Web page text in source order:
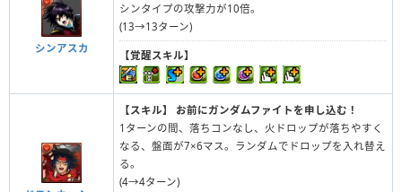
シンアスカ
シンタイプの攻撃力が10倍。
(13→13ターン)
【覚醒スキル】
【スキル】
お前にガンダムファイトを申し込む！
1ターンの間、落ちコンなし、火ドロップが落ちやすく
なる、盤面が7×6マス。ランダムでドロップを入れ替え
る。
(4→4ターン)